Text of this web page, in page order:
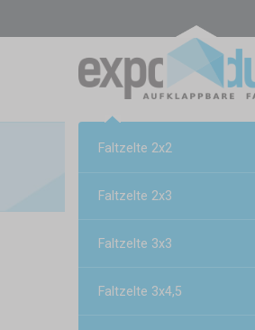
Faltzelte 2x2
Faltzelte 2x3
Faltzelte 3x3
Faltzelte 3x4,5